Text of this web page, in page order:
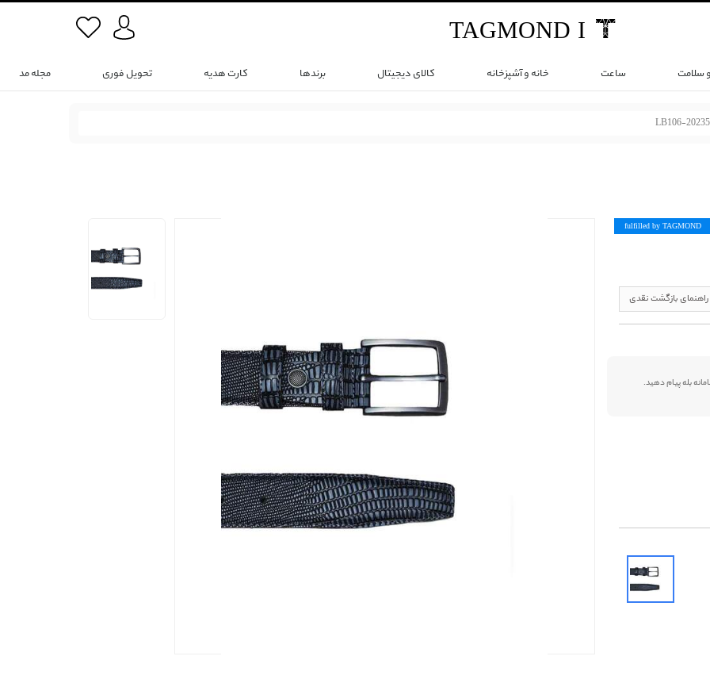
TAGMOND I
سلامت ساعت خانه و آشپزخانه کالای دیجیتال برندها کارت هدیه تحویل فوری مجله مد
LB106-
fulfilled by TAGMOND
راهنمای بازگشت نقدی